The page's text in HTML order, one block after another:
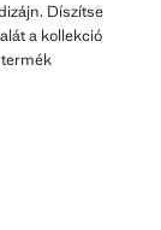
Díszítse
a kollekció